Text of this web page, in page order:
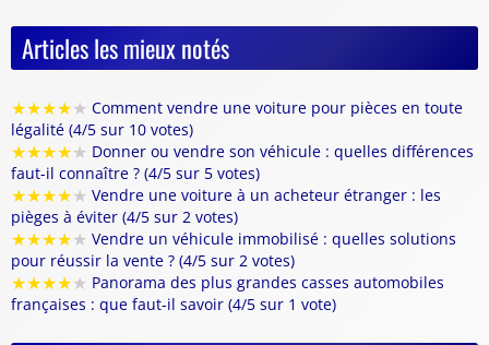
Articles les mieux notés
★★★★★ Comment vendre une voiture pour pièces en toute
légalité (4/5 sur 10 votes)
★★★★★ Donner ou vendre son véhicule : quelles différences
faut-il connaître ? (4/5 sur 5 votes)
★★★★★ Vendre une voiture à un acheteur étranger : les
pièges à éviter (4/5 sur 2 votes)
★★★★★ Vendre un véhicule immobilisé : quelles solutions
pour réussir la vente ? (4/5 sur 2 votes)
★★★★★ Panorama des plus grandes casses automobiles
françaises : que faut-il savoir (4/5 sur 1 vote)